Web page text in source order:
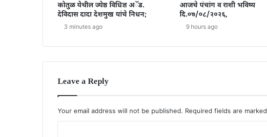
कोतुळ येथील ज्येष्ठ विधिज्ञ अॅड.
देविदास दादा देशमुख यांचे निधन;
3 minutes ago
आजचे पंचांग व राशी भविष्य
दि.०७/०८/२०२६,
9 hours ago
Leave a Reply
Your email address will not be published. Required fields are marked